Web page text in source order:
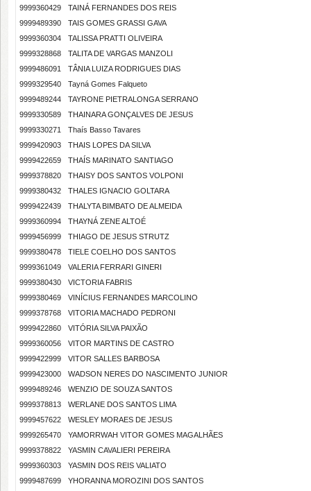
9999360429
TAINÁ FERNANDES DOS REIS
9999489390
TAIS GOMES GRASSI GAVA
9999360304
TALISSA PRATTI OLIVEIRA
9999328868
TALITA DE VARGAS MANZOLI
9999486091
TÂNIA LUIZA RODRIGUES DIAS
9999329540
Tayná Gomes Falqueto
9999489244
TAYRONE PIETRALONGA SERRANO
9999330589
THAINARA GONÇALVES DE JESUS
9999330271
Thaís Basso Tavares
9999420903
THAIS LOPES DA SILVA
9999422659
THAÍS MARINATO SANTIAGO
9999378820
THAISY DOS SANTOS VOLPONI
9999380432
THALES IGNACIO GOLTARA
9999422439
THALYTA BIMBATO DE ALMEIDA
9999360994
THAYNÁ ZENE ALTOÉ
9999456999
THIAGO DE JESUS STRUTZ
9999380478
TIELE COELHO DOS SANTOS
9999361049
VALERIA FERRARI GINERI
9999380430
VICTORIA FABRIS
9999380469
VINÍCIUS FERNANDES MARCOLINO
9999378768
VITORIA MACHADO PEDRONI
9999422860
VITÓRIA SILVA PAIXÃO
9999360056
VITOR MARTINS DE CASTRO
9999422999
VITOR SALLES BARBOSA
9999423000
WADSON NERES DO NASCIMENTO JUNIOR
9999489246
WENZIO DE SOUZA SANTOS
9999378813
WERLANE DOS SANTOS LIMA
9999457622
WESLEY MORAES DE JESUS
9999265470
YAMORRWAH VITOR GOMES MAGALHÃES
9999378822
YASMIN CAVALIERI PEREIRA
9999360303
YASMIN DOS REIS VALIATO
9999487699
YHORANNA MOROZINI DOS SANTOS